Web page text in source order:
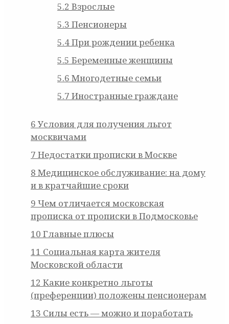
5.2 Взрослые
5.3 Пенсионеры
5.4При рождении ребенка
5.5 Беременные женщины
5.6 Многодетные семьи
5.7 Иностранные граждане
6 Условия для получения льгот
москвичами
7 Недостатки прописки в Москве
8 Медицинское обслуживание: на дому
и в кратчайшие сроки
9 Чем отличается московская
прописка от прописки в Подмосковье
10 Главные плюсы
11 Социальная карта жителя
Московской области
12 Какие конкретно льготы
(преференции) положены пенсионерам
13 Силы есть — можно и поработать